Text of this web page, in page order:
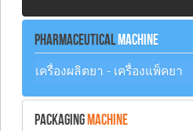
PHARMACEUTICALMACHINE
เครื่องผลิตยา - เครื่องแพ็คยา
PACKAGING MACHINE